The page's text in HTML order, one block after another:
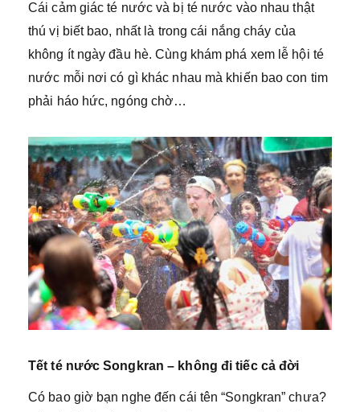
Cái cảm giác té nước và bị té nước vào nhau thật
thú vị biết bao, nhất là trong cái nắng cháy của
không ít ngày đầu hè. Cùng khám phá xem lễ hội té
nước mỗi nơi có gì khác nhau mà khiến bao con tim
phải háo hức, ngóng chờ…
Tết té nước Songkran – không đi tiếc cả đời
Có bao giờ bạn nghe đến cái tên “Songkran” chưa?